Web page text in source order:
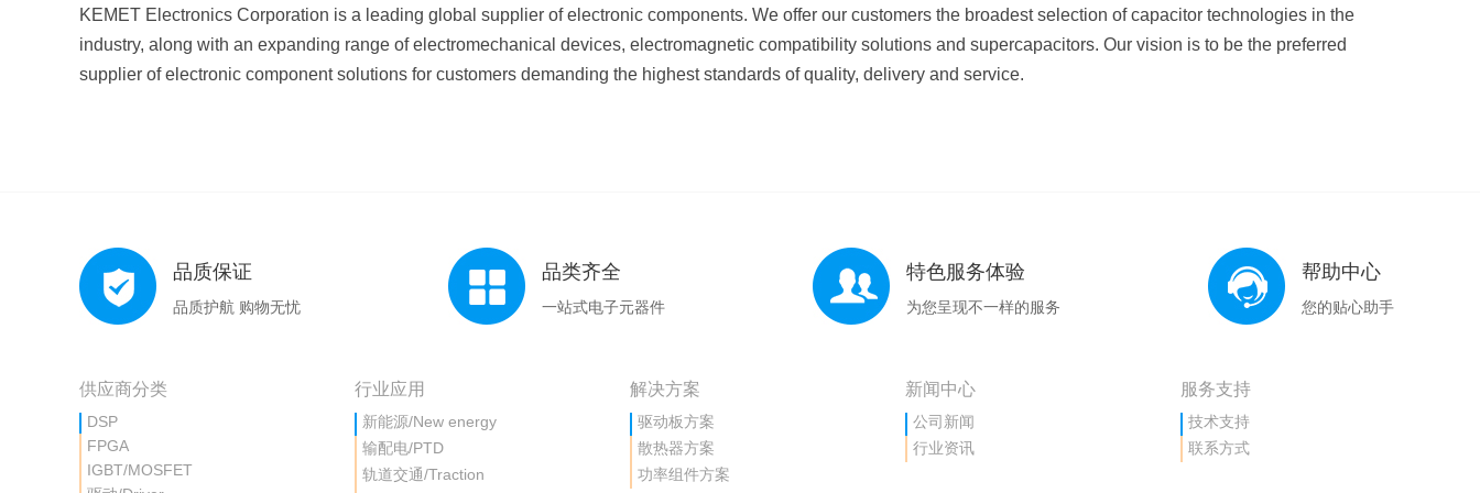
KEMET Electronics Corporation is a leading global supplier of electronic components. We offer our customers the broadest selection of capacitor technologies in the
industry, along with an expanding range of electromechanical devices, electromagnetic compatibility solutions and supercapacitors. Our vision is to be the preferred
supplier of electronic component solutions for customers demanding the highest standards of quality, delivery and service.
品质保证
品质护航 购物无忧
品类齐全
一站式电子元器件
特色服务体验
为您呈现不一样的服务
帮助中心
您的贴心助手
供应商分类
DSP
FPGA
IGBT/MOSFET
行业应用
新能源/New energy
输配电/PTD
轨道交通/Traction
解决方案
驱动板方案
散热器方案
功率组件方案
新闻中心
公司新闻
行业资讯
服务支持
技术支持
联系方式